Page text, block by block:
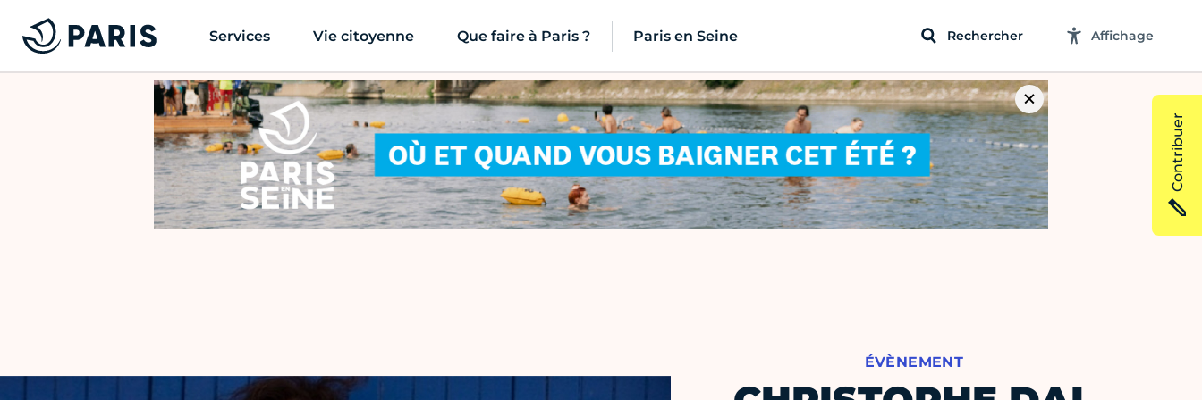
Services Vie citoyenne Que faire à Paris ? Paris en Seine Rechercher Affichage
ÉVÈNEMENT
Contribuer